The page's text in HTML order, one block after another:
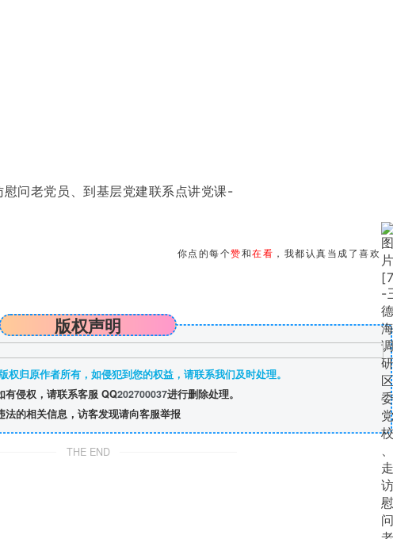
你点的每个赞和在看 ，我都认真当成了喜欢
版权声明
权归原作者所有，如侵犯到您的权益，请联系我们及时处理。
有侵权，请联系客服 QQ202700037进行删除处理。
的相关信息，访客发现请向客服举报
THE END